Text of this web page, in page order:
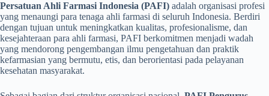
Persatuan Ahli Farmasi Indonesia (PAFI) adalah organisasi profesi
yang menaungi para tenaga ahli farmasi di seluruh Indonesia. Berdiri
dengan tujuan untuk meningkatkan kualitas, profesionalisme, dan
kesejahteraan para ahli farmasi, PAFI berkomitmen menjadi wadah
yang mendorong pengembangan ilmu pengetahuan dan praktik
kefarmasian yang bermutu, etis, dan berorientasi pada pelayanan
kesehatan masyarakat.